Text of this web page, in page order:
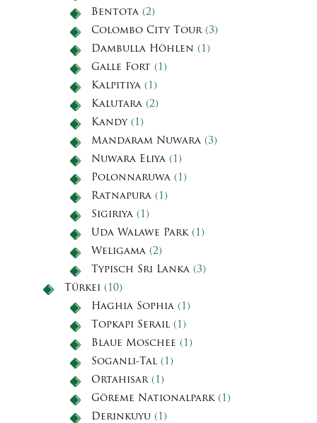
Bentota (2)
Colombo City Tour(3)
Dambulla Höhlen (1)
Galle Fort (1)
Kalpitiya (1)
Kalutara (2)
Kandy(1)
Mandaram Nuwara (3)
Nuwara Eliya (1)
Polonnaruwa (1)
Ratnapura (1)
Sigiriya (1)
Uda Walawe Park(1)
Weligama (2)
Typisch Sri Lanka (3)
Türkei (10)
Haghia Sophia (1)
Topkapi Serail (1)
Blaue Moschee (1)
Soganli-Tal (1)
Ortahisar(1)
Göreme Nationalpark(1)
Derinkuyu (1)